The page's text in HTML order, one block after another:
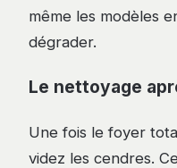
même les modèles
dégrader.
Le nettoyage
Une fois le foyer
videz les cendres.